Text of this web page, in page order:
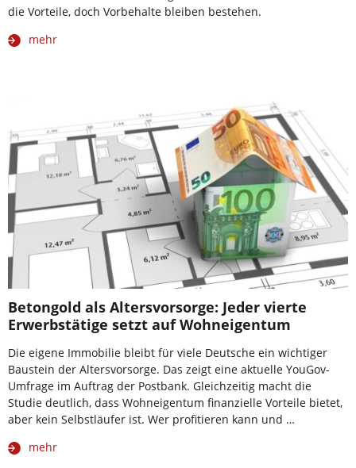
die Vorteile, doch Vorbehalte bleiben bestehen.
mehr
Betongold als Altersvorsorge: Jeder vierte
Erwerbstätige setzt auf Wohneigentum
Die eigene Immobilie bleibt für viele Deutsche ein wichtiger
Baustein der Altersvorsorge. Das zeigt eine aktuelle YouGov-
Umfrage im Auftrag der Postbank. Gleichzeitig macht die
Studie deutlich, dass Wohneigentum finanzielle Vorteile bietet,
aber kein Selbstläufer ist. Wer profitieren kann und …
mehr